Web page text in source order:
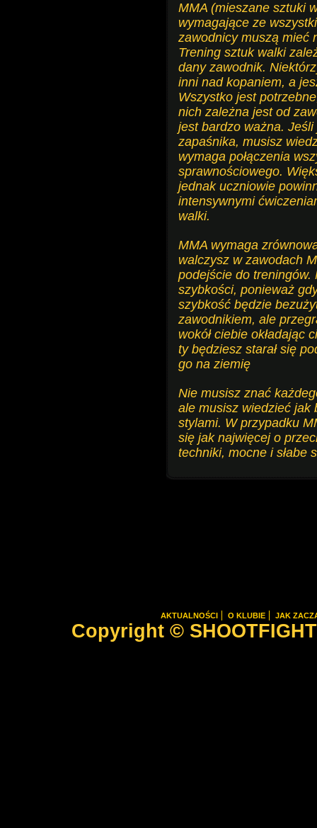
MMA (mieszane sztuki
wymagające ze
zawodnicy muszą mieć
Trening sztuk walki
dany zawodnik.
inni nad kopaniem, a
Wszystko jest
nich zależna jest od
jest bardzo ważna.
zapaśnika, musisz
wymaga połączenia
sprawnościowego.
jednak uczniowie
intensywnymi
walki.
MMA wymaga
walczysz w zawodach
podejście do
szybkości, ponieważ
szybkość będzie
zawodnikiem, ale
wokół ciebie okładając
ty będziesz starał się
go na ziemię
Nie musisz znać
ale musisz wiedzieć jak
stylami. W przypadku
się jak najwięcej o
techniki, mocne i słabe
AKTUALNOŚCI O KLUBIE JAK
Copyright ©